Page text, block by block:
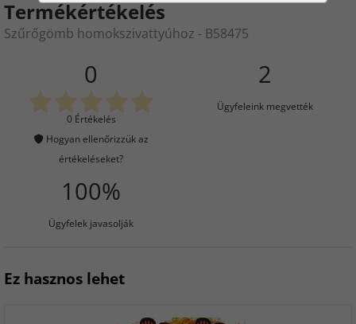
Termékértékelés
Szűrőgömb homokszivattyúhoz - B58475
0
0 Értékelés
Hogyan ellenőrizzük az
értékeléseket?
2
Ügyfeleink megvették
100%
Ügyfelek javasolják
Ez hasznos lehet